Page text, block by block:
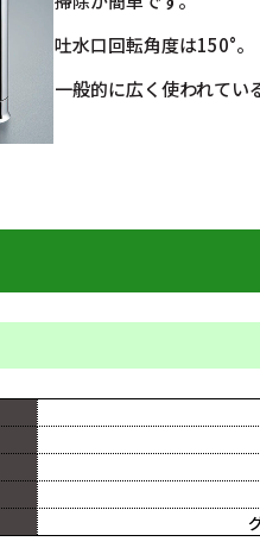
吐水口回転角度は150°。
一般的に広く使われてい